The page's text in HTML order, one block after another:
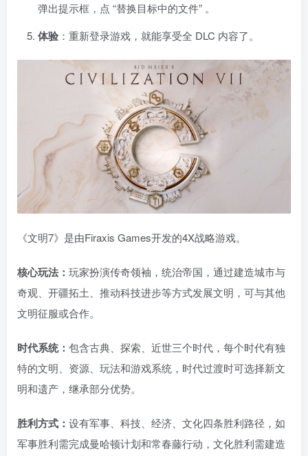
热度
网络游戏 问题求助
865热度
弹出提示框，点 “替换目标中的文件” 。
体验：重新登录游戏，就能享受全 DLC 内容了。
《文明7》是由Firaxis Games开发的4X战略游戏。
核心玩法： 玩家扮演传奇领袖，统治帝国，通过建造城市与
奇观、开疆拓土、推动科技进步等方式发展文明，可与其他
文明征服或合作。
时代系统： 包含古典、探索、近世三个时代，每个时代有独
特的文明、资源、玩法和游戏系统，时代过渡时可选择新文
明和遗产，继承部分优势。
胜利方式： 设有军事、科技、经济、文化四条胜利路径，如
军事胜利需完成曼哈顿计划和常春藤行动，文化胜利需建造